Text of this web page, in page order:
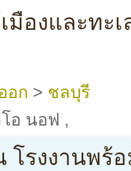
มืองและทะ
อก > ชลบุรี
อ นอฟ ,
โรงงานพร้